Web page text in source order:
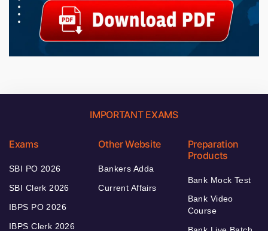
IMPORTANT EXAMS
Exams
SBI PO 2026
SBI Clerk 2026
IBPS PO 2026
IBPS Clerk 2026
Other Website
Bankers Adda
Current Affairs
Preparation
Products
Bank Mock Test
Bank Video
Course